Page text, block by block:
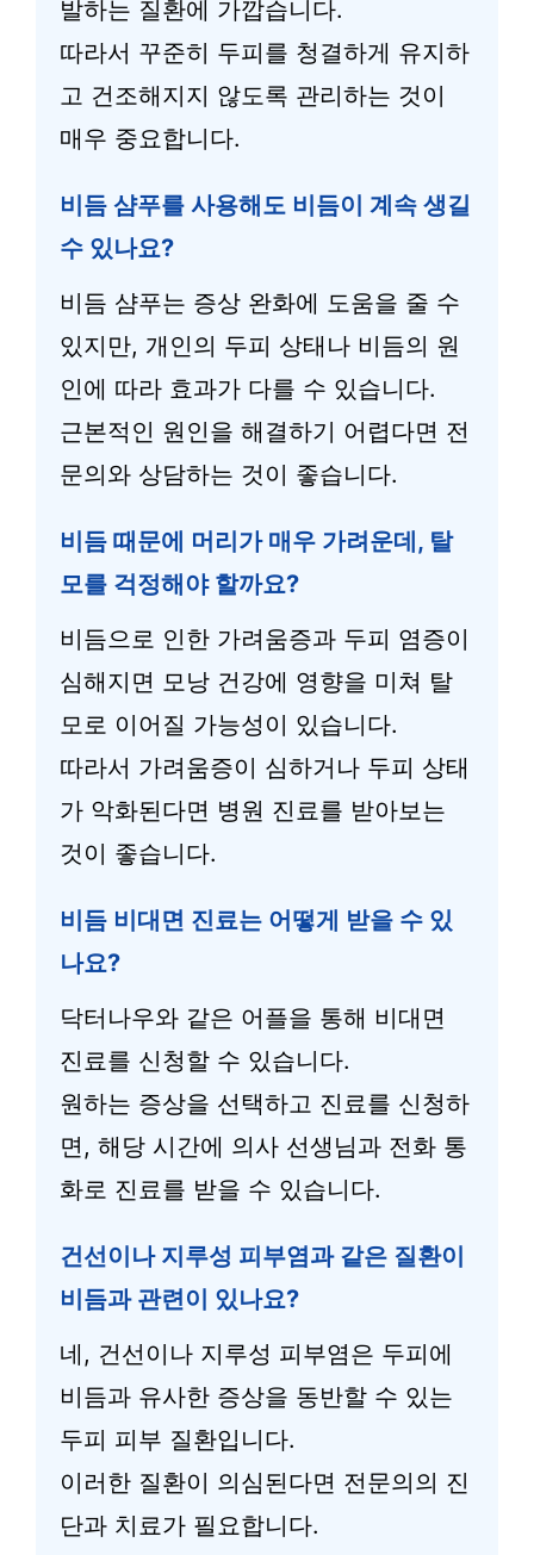
발하는 질환에 가깝습니다.
따라서 꾸준히 두피를 청결하게 유지하
고 건조해지지 않도록 관리하는 것이
매우 중요합니다.
비듬 샴푸를 사용해도 비듬이 계속 생길
수 있나요?
비듬 샴푸는 증상 완화에 도움을 줄 수
있지만, 개인의 두피 상태나 비듬의 원
인에 따라 효과가 다를 수 있습니다.
근본적인 원인을 해결하기 어렵다면 전
문의와 상담하는 것이 좋습니다.
비듬 때문에 머리가 매우 가려운데, 탈
모를 걱정해야 할까요?
비듬으로 인한 가려움증과 두피 염증이
심해지면 모낭 건강에 영향을 미쳐 탈
모로 이어질 가능성이 있습니다.
따라서 가려움증이 심하거나 두피 상태
가 악화된다면 병원 진료를 받아보는
것이 좋습니다.
비듬 비대면 진료는 어떻게 받을 수 있
나요?
닥터나우와 같은 어플을 통해 비대면
진료를 신청할 수 있습니다.
원하는 증상을 선택하고 진료를 신청하
면, 해당 시간에 의사 선생님과 전화 통
화로 진료를 받을 수 있습니다.
건선이나 지루성 피부염과 같은 질환이
비듬과 관련이 있나요?
네, 건선이나 지루성 피부염은 두피에
비듬과 유사한 증상을 동반할 수 있는
두피 피부 질환입니다.
이러한 질환이 의심된다면 전문의의 진
단과 치료가 필요합니다.